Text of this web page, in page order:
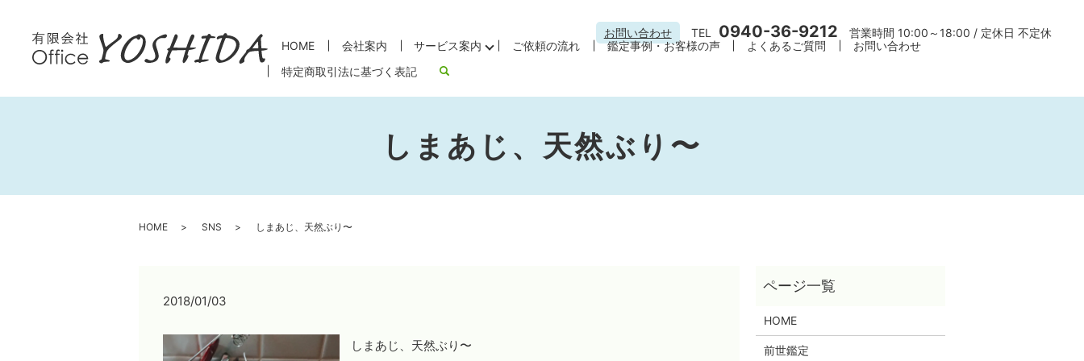
お問い合わせ TEL 0940-36-9212
営業時間 10:00～18:00 / 定休日 不定休
HOME
会社案内 サービス案内 ご依頼の流れ 鑑定事例・お客様の声 よくあるご質問
お問い合わせ
特定商取引法に基づく表記
しまあじ、天然ぶり〜
HOME SNS しまあじ、天然ぶり〜
2018/01/03
しまあじ、天然ぶり〜
HOME
前世鑑定